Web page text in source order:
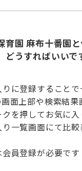
育園 麻布十番園
どうすればいいで
に登録すること
面上部や検索結
を押してお気に入
一覧画面にて比
員登録が必要です